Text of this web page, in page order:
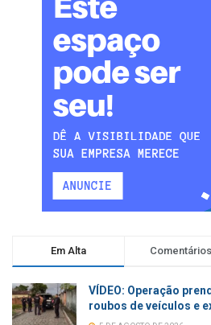
Em Alta Comentários
VÍDEO: Operação
roubos de veículos e